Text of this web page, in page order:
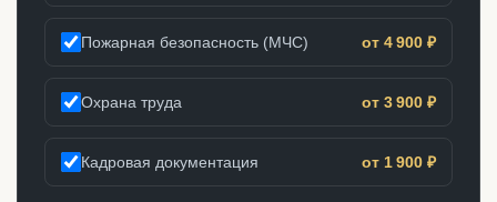
Пожарная безопасность (МЧС) от 4 900 ₽
Охрана труда от 3 900 ₽
Кадровая документация от 1 900 ₽